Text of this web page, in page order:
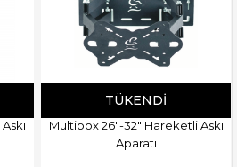
TÜKENDI
Multibox 26"-32" Hareketli Askı
Aparatı